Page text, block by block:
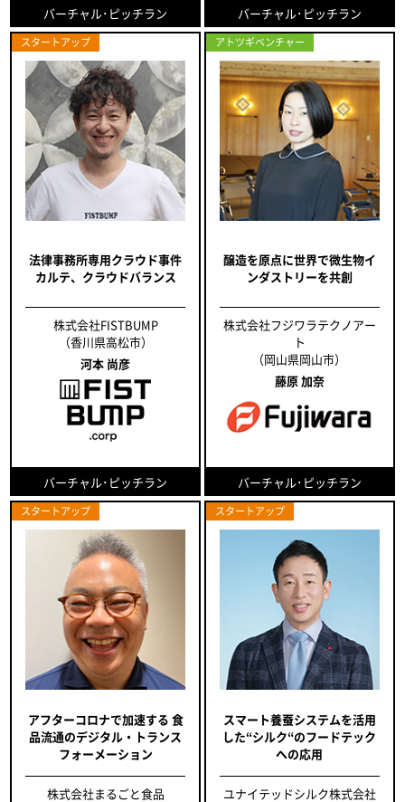
バーチャル･ピッチラン バーチャル･ピッチラン
スタートアップ
法律事務所専用クラウド事件
カルテ、クラウドバランス
株式会社FISTBUMP
（香川県高松市）
河本 尚彦
バーチャル･ピッチラン
アトツギベンチャー
醸造を原点に世界で微生物イ
ンダストリーを共創
株式会社フジワラテクノアー
ト
（岡山県岡山市）
藤原 加奈
バーチャル･ピッチラン
スタートアップ
アフターコロナで加速する 食
品流通のデジタル・トランス
フォーメーション
株式会社まるごと食品
スタートアップ
スマート養蚕システムを活用
した“シルク“のフードテック
への応用
ユナイテッドシルク株式会社